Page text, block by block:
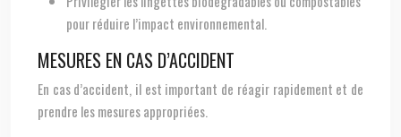
pour réduire l’impact environnemental.
MESURES EN CAS D’ACCIDENT
En cas d’accident, il est important de réagir rapidement et de
prendre les mesures appropriées.